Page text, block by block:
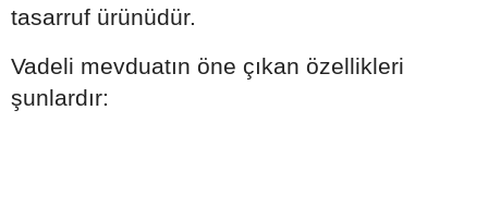
tasarruf ürünüdür.
Vadeli mevduatın öne çıkan özellikleri
şunlardır: